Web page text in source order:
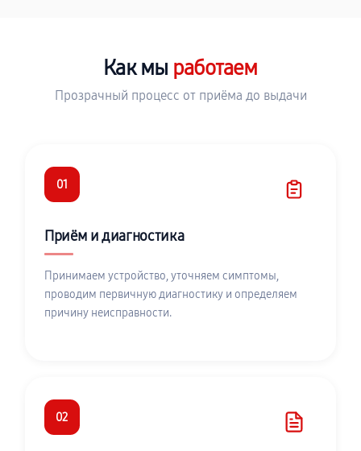
Как мы работаем
Прозрачный процесс от приёма до выдачи
01
Приём и диагностика
Принимаем устройство, уточняем симптомы,
проводим первичную диагностику и определяем
причину неисправности.
02